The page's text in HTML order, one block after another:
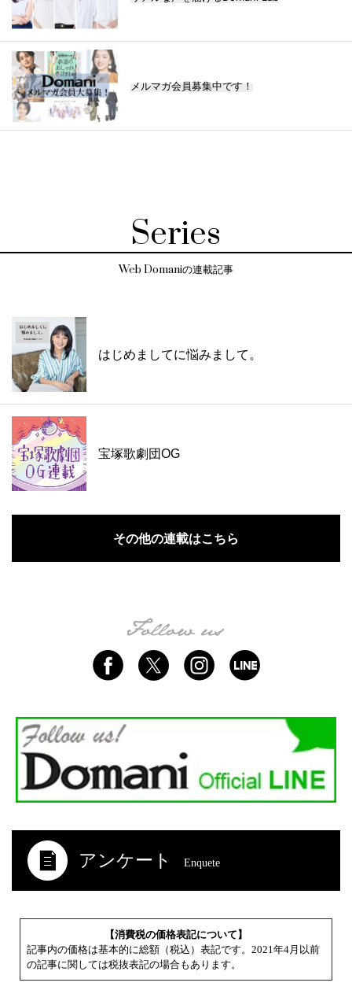
メルマガ会員募集中です！
Series
Web Domaniの連載記事
はじめましてに悩みまして。
宝塚歌劇団OG
その他の連載はこちら
アンケート Enquete
【消費税の価格表記について】
記事内の価格は基本的に総額（税込）表記です。2021年4月以前
の記事に関しては税抜表記の場合もあります。